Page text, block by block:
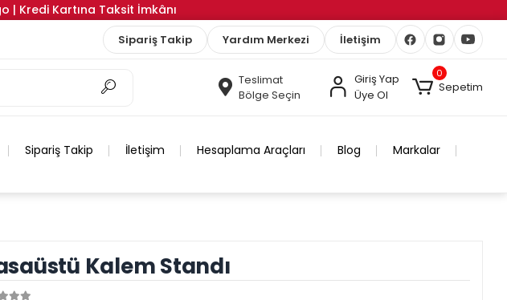
| Kredi Kartına Taksit İmkânı
Sipariş Takip Yardım Merkezi İletişim
Teslimat
Bölge Seçin
Giriş Yap
Üye Ol
0
Sepetim
Sipariş Takip İletişim Hesaplama Araçları Blog Markalar
Kalem Standı